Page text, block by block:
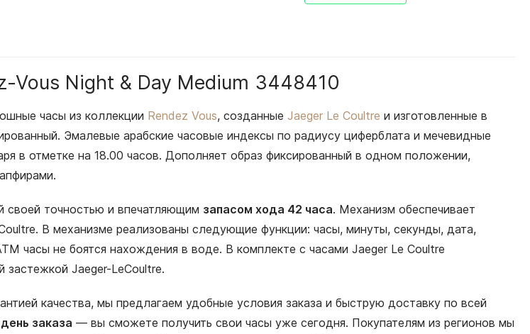
Vous Night & Day Medium 3448410
часы из коллекции Rendez Vous, созданные Jaeger Le Coultre и изготовленные в
Эмалевые арабские часовые индексы по радиусу циферблата и мечевидные
в отметке на 18.00 часов. Дополняет образ фиксированный в одном положении,
своей точностью и впечатляющим запасом хода 42 часа. Механизм обеспечивает
В механизме реализованы следующие функции: часы, минуты, секунды, дата,
часы не боятся нахождения в воде. В комплекте с часами Jaeger Le Coultre
Jaeger-LeCoultre.
качества, мы предлагаем удобные условия заказа и быструю доставку по всей
заказа — вы сможете получить свои часы уже сегодня. Покупателям из регионов мы